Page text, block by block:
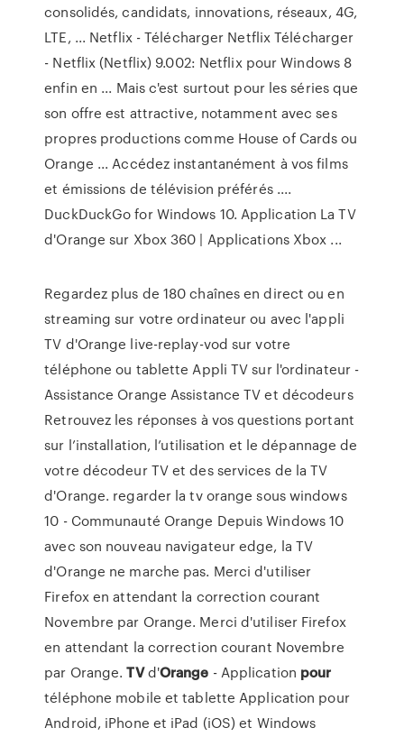
consolidés, candidats, innovations, réseaux, 4G,
LTE, ... Netflix - Télécharger Netflix Télécharger
- Netflix (Netflix) 9.002: Netflix pour Windows 8
enfin en ... Mais c'est surtout pour les séries que
son offre est attractive, notamment avec ses
propres productions comme House of Cards ou
Orange ... Accédez instantanément à vos films
et émissions de télévision préférés ....
DuckDuckGo for Windows 10. Application La TV
d'Orange sur Xbox 360 | Applications Xbox ...
Regardez plus de 180 chaînes en direct ou en
streaming sur votre ordinateur ou avec l'appli
TV d'Orange live-replay-vod sur votre
téléphone ou tablette Appli TV sur l'ordinateur -
Assistance Orange Assistance TV et décodeurs
Retrouvez les réponses à vos questions portant
sur l’installation, l’utilisation et le dépannage de
votre décodeur TV et des services de la TV
d'Orange. regarder la tv orange sous windows
10 - Communauté Orange Depuis Windows 10
avec son nouveau navigateur edge, la TV
d'Orange ne marche pas. Merci d'utiliser
Firefox en attendant la correction courant
Novembre par Orange. Merci d'utiliser Firefox
en attendant la correction courant Novembre
par Orange.TVd'Orange - Application pour
téléphone mobile et tablette Application pour
Android, iPhone et iPad (iOS) et Windows